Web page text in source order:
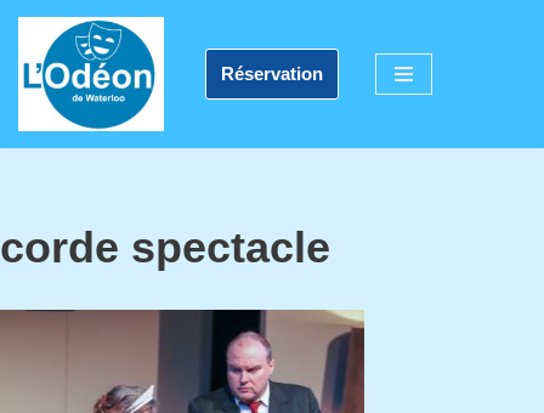
Aller
au
contenu
Réservation
corde spectacle